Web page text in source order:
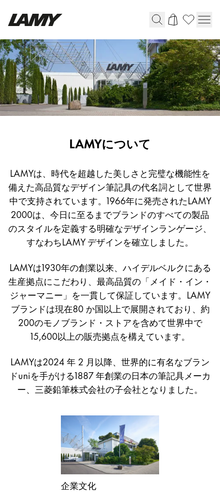
筆記具
万年筆
ボールペン
ペンシル
ローラーボール
ジェットストリーム
リフィル＆パーツ＆アクセサリー
リフィル
インク
スペアパーツ
ノート
LAMY について
企業文化
品質
デザイン
パイオニア精神
グローバル地域は、Lamyが販売していないすべて
と
ブ
ラ
ン
ド
し
て
の
LAMY
LAMYについて
LAMYは、時代を超越した美しさと完璧な機能性を
備えた高品質なデザイン筆記具の代名詞として世界
中で支持されています。1966年に発売されたLAMY
2000は、今日に至るまでブランドのすべての製品
のスタイルを定義する明確なデザインランゲージ、
すなわちLAMY デザインを確立しました。
LAMYは1930年の創業以来、ハイデルベルクにある
生産拠点にこだわり、最高品質の「メイド・イン・
ジャーマニー」を一貫して保証しています。LAMY
ブランドは現在80 か国以上で展開されており、約
200のモノブランド・ストアを含めて世界中で
15,600以上の販売拠点を構えています。
LAMYは2024 年 2 月以降、 世界的に有名なブラン
ドuniを手がける1887 年創業の日本の筆記具メーカ
ー、三菱鉛筆株式会社の子会社となりました。
企業文化